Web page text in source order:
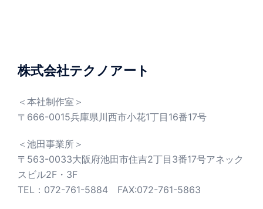
株式会社テクノアート
＜本社制作室＞
〒666-0015兵庫県川西市小花1丁目16番17号
＜池田事業所＞
〒563-0033大阪府池田市住吉2丁目3番17号アネック
スビル2F・3F
TEL：072-761-5884 FAX:072-761-5863